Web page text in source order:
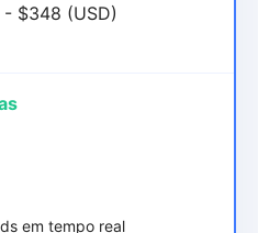
$348 (USD)
em tempo real